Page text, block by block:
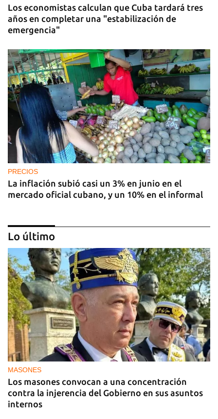
Los economistas calculan que Cuba tardará tres
años en completar una "estabilización de
emergencia"
PRECIOS
La inflación subió casi un 3% en junio en el
mercado oficial cubano, y un 10% en el informal
ECONOMÍA
Las reformas son una oportunidad para los
inversores que ya están en Cuba, pero no para los
nuevos
Lo último
MASONES
Los masones convocan a una concentración
contra la injerencia del Gobierno en sus asuntos
internos